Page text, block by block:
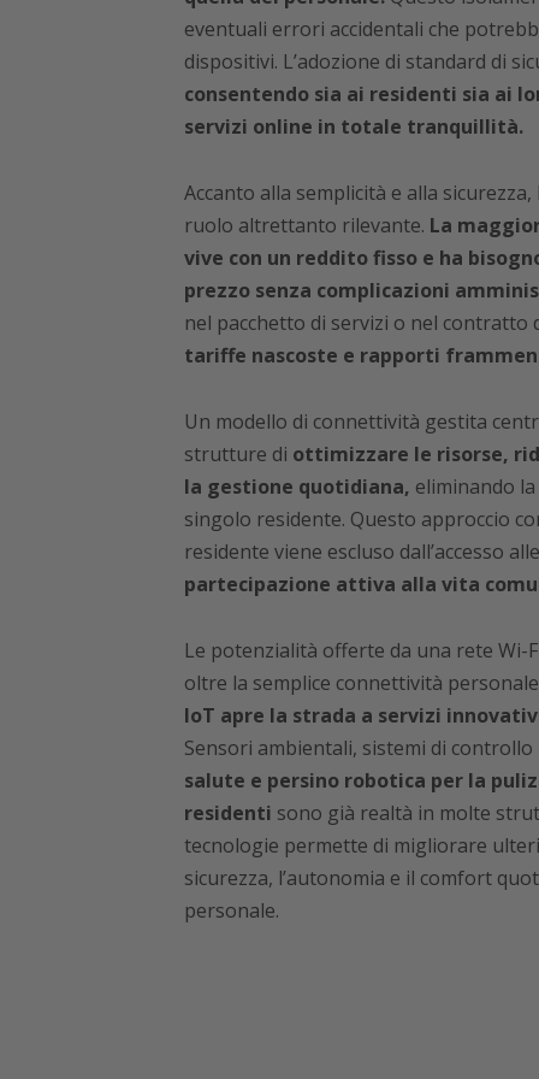
eventuali errori accidentali che
dispositivi. L’adozione di standard di
consentendo sia ai residenti sia ai
servizi online in totale tranquillità.
Accanto alla semplicità e alla
ruolo altrettanto rilevante. La
vive con un reddito fisso e ha
prezzo senza complicazioni
nel pacchetto di servizi o nel contratto
tariffe nascoste e rapporti
Un modello di connettività gestita
strutture di ottimizzare le risorse,
la gestione quotidiana, eliminando
singolo residente. Questo approccio
residente viene escluso dall’accesso
partecipazione attiva alla vita
Le potenzialità offerte da una rete
oltre la semplice connettività
IoT apre la strada a servizi
Sensori ambientali, sistemi di
salute e persino robotica per la
residenti sono già realtà in molte
tecnologie permette di migliorare
sicurezza, l’autonomia e il comfort
personale.